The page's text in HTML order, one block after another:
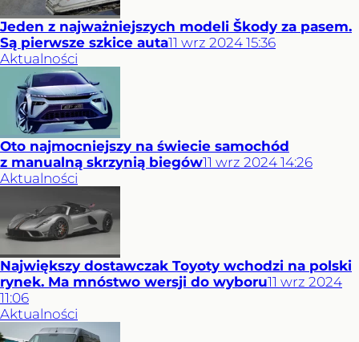
Jeden z najważniejszych modeli Škody za pasem.
Są pierwsze szkice auta11 wrz 2024 15:36
Aktualności
Oto najmocniejszy na świecie samochód
z manualną skrzynią biegów11 wrz 2024 14:26
Aktualności
Największy dostawczak Toyoty wchodzi na polski
rynek. Ma mnóstwo wersji do wyboru11 wrz 2024
11:06
Aktualności